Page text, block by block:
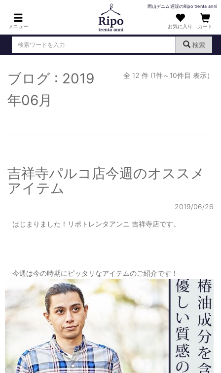
メニュー
岡山デニム通販のRipo trenta anni
お気に入り カート
検索
ログイン （新規会員登録）
MENS : メンズ
T-SHIRT : Tシャツ
KNIT : ニット
OUTERS : アウター
PANTS/SKIRT : パンツ・スカート
TOPS : トップス
OUTERS : アウター
OUTLET : アウトレット
MENS : メンズ
ブログ : 2019
年06月
全 12 件 (1件～10件目 表示）
吉祥寺パルコ店今週のオススメ
アイテム
2019/06/26
はじまりました！リポトレンタアンニ 吉祥寺店です。
今週は今の時期にピッタリなアイテムのご紹介です！